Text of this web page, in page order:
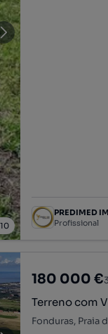
10
PREDIMED
Profissional
180 000 €
Terreno com
Fonduras, Praia